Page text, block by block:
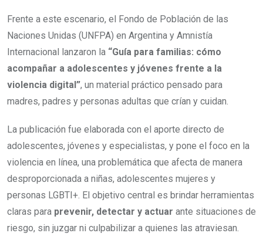
Frente a este escenario, el Fondo de Población de las
Naciones Unidas (UNFPA) en Argentina y Amnistía
Internacional lanzaron la “Guía para familias: cómo
acompañar a adolescentes y jóvenes frente a la
violencia digital”, un material práctico pensado para
madres, padres y personas adultas que crían y cuidan.
La publicación fue elaborada con el aporte directo de
adolescentes, jóvenes y especialistas, y pone el foco en la
violencia en línea, una problemática que afecta de manera
desproporcionada a niñas, adolescentes mujeres y
personas LGBTI+. El objetivo central es brindar herramientas
claras para prevenir, detectar y actuar ante situaciones de
riesgo, sin juzgar ni culpabilizar a quienes las atraviesan.